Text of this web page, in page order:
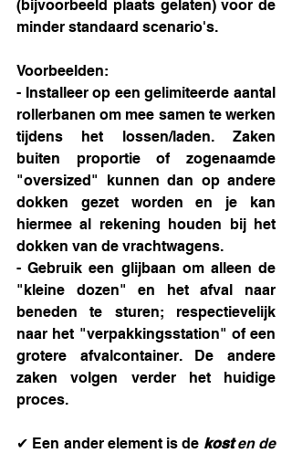
(bijvoorbeeld plaats gelaten) voor de
minder standaard scenario's.
Voorbeelden:
- Installeer op een gelimiteerde aantal
rollerbanen om mee samen te werken
tijdens het lossen/laden. Zaken
buiten proportie of zogenaamde
"oversized" kunnen dan op andere
dokken gezet worden en je kan
hiermee al rekening houden bij het
dokken van de vrachtwagens.
- Gebruik een glijbaan om alleen de
"kleine dozen" en het afval naar
beneden te sturen; respectievelijk
naar het "verpakkingsstation" of een
grotere afvalcontainer. De andere
zaken volgen verder het huidige
proces.
✔ Een ander element is de kost
en de